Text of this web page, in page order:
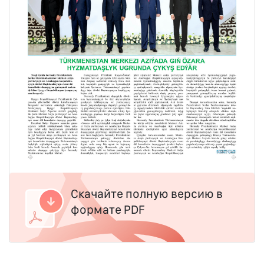
Скачайте полную версию в
формате PDF